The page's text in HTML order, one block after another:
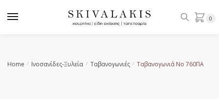
0
Home / Ινοσανίδες-Ξυλεία / Ταβανογωνιές / Ταβανογωνιά Νο 760ΠΑ